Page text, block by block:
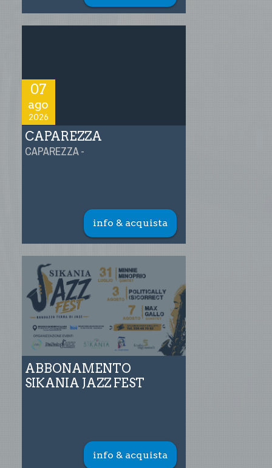
07
ago
2026
CAPAREZZA
CAPAREZZA -
info & acquista
ABBONAMENTO
SIKANIA JAZZ FEST
info & acquista